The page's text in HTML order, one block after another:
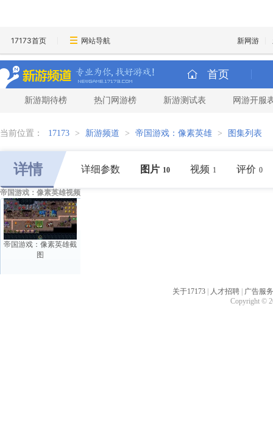
17173首页 网站导航 新网游
首页
新游期待榜 热门网游榜 新游测试表 网游开服
当前位置： 17173 > 新游频道 > 帝国游戏：像素英雄 > 图集列表
详情 详细参数 图片 10 视频 1 评价 0
帝国游戏：像素英雄视频
帝国游戏：像素英雄截
图
关于17173 人才招聘
广告服务
Copyright ©